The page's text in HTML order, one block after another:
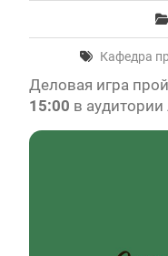
Кафедра
Деловая игра
15:00 в аудитории